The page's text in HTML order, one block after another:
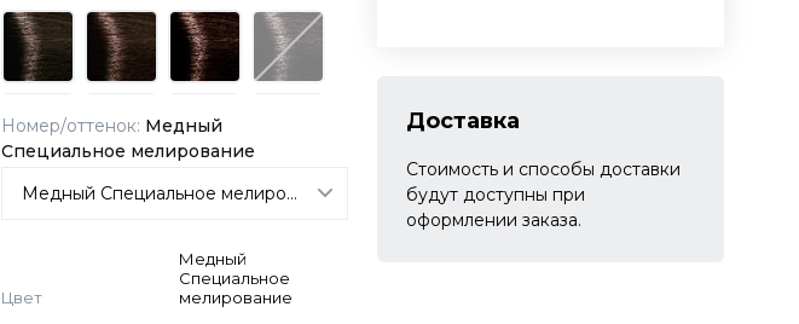
Номер/оттенок: Медный
Специальное мелирование
Цвет
Медный
Специальное
мелирование
Доставка
Стоимость и способы доставки
будут доступны при
оформлении заказа.